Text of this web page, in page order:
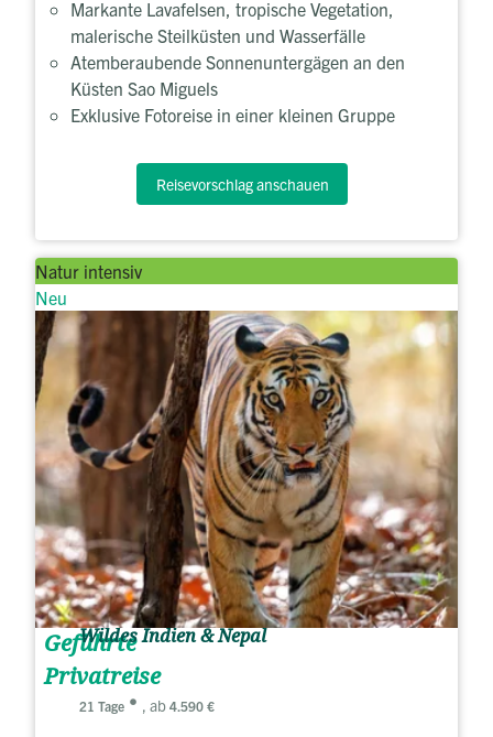
Markante Lavafelsen, tropische Vegetation,
malerische Steilküsten und Wasserfälle
Atemberaubende Sonnenuntergägen an den
Küsten Sao Miguels
Exklusive Fotoreise in einer kleinen Gruppe
Reisevorschlag anschauen
Natur intensiv
Neu
Geführte
Privatreise
Wildes Indien & Nepal
21 Tage , ab 4.590 €